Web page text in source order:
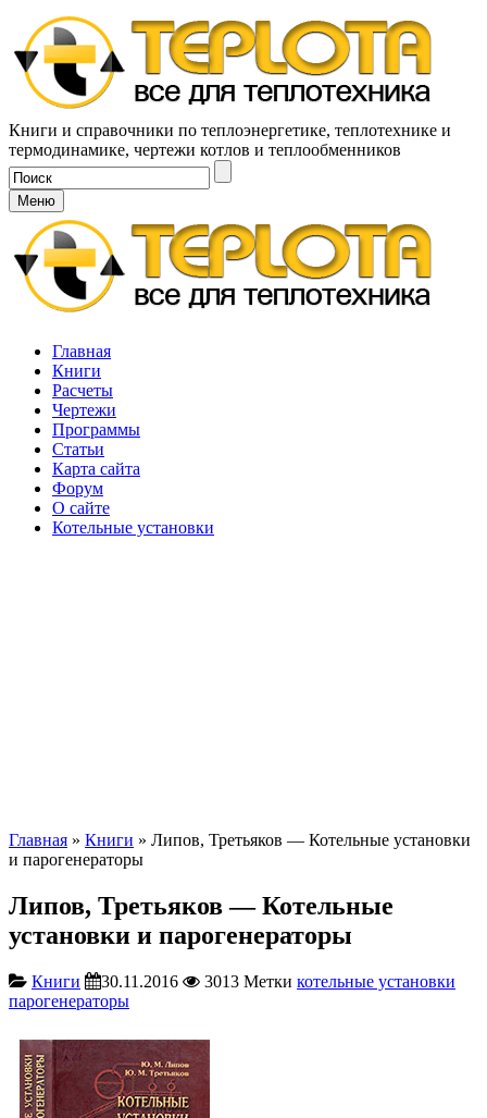
Книги и справочники по теплоэнергетике, теплотехнике и
термодинамике, чертежи котлов и теплообменников
Меню
Главная
Книги
Расчеты
Чертежи
Программы
Статьи
Карта сайта
Форум
О сайте
Котельные установки
Главная » Книги » Липов, Третьяков — Котельные установки
и парогенераторы
Липов, Третьяков — Котельные
установки и парогенераторы
Книги 30.11.2016 3013 Метки котельные установки
парогенераторы